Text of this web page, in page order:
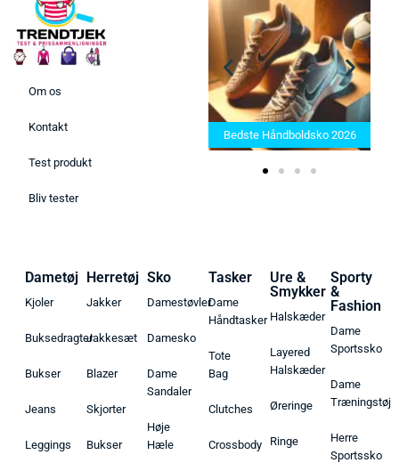
Om os
Kontakt
Test produkt
Bliv tester
Bedste Saunatæppe 2025 –
Find de bedste produkter her!
Bedste Håndboldsko 2026
Dametøj
Kjoler
Buksedragter
Bukser
Jeans
Leggings
Herretøj
Jakker
Jakkesæt
Blazer
Skjorter
Bukser
Sko
Damestøvler
Damesko
Dame
Sandaler
Høje
Hæle
Tasker
Dame
Håndtasker
Tote
Bag
Clutches
Crossbody
Ure &
Smykker
Halskæder
Layered
Halskæder
Øreringe
Ringe
Sporty
&
Fashion
Dame
Sportssko
Dame
Træningstøj
Herre
Sportssko